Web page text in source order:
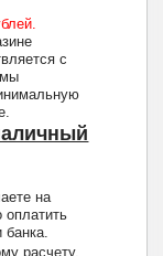
с
на
оплатить
банка.
расчету.